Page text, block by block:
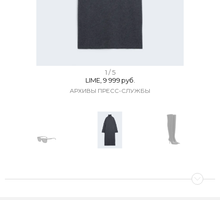
1 / 5
LIME, 9 999 руб.
АРХИВЫ ПРЕСС-СЛУЖБЫ
e